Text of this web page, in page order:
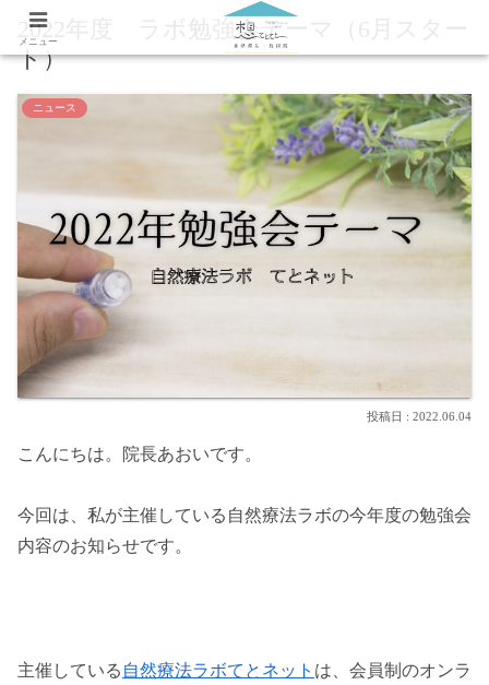
2022年度 ラボ勉強会テーマ（6月スター
ト）
ニュース
2022.06.04
こんにちは。院長あおいです。
今回は、私が主催している自然療法ラボの今年度の勉強会
内容のお知らせです。
主催している 自然療法ラボてとネット は、会員制のオンラ
メニュー